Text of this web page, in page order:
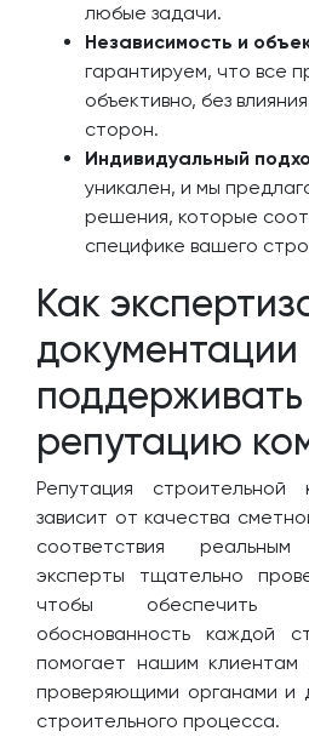
любые задачи.
Независимость и
гарантируем, что все
объективно, без
сторон.
Индивидуальный
уникален, и мы
решения, которые
специфике вашего
Как
документации
поддерживать
репутацию
Репутация строительной
зависит от качества
соответствия
эксперты тщательно
чтобы обеспечить
обоснованность каждой
помогает нашим клиентам
проверяющими органами и
строительного процесса.